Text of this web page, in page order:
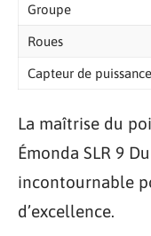
Groupe
Roues
Capteur de puissance
La maîtrise du
Émonda SLR 9
incontournable
d’excellence.